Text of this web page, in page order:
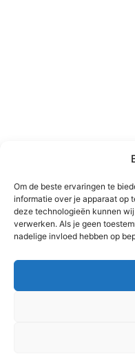
Om de beste ervaringen te
informatie over je apparaat op
deze technologieën kunnen
verwerken. Als je geen
nadelige invloed hebben op